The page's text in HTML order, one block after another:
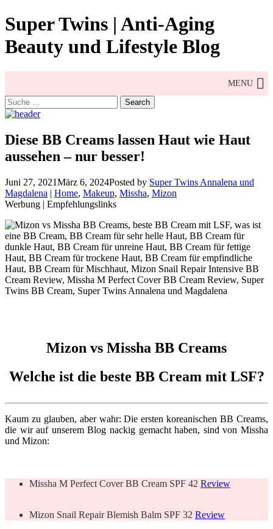
Skip
to
content
Super Twins | Anti-Aging
Beauty und Lifestyle Blog
MENU
Search
for:
Diese BB Creams lassen Haut wie Haut
aussehen – nur besser!
Juni 27, 2021März 6, 2024Posted by Super Twins Annalena und
Magdalena | Home, Makeup, Missha, Mizon
Werbung | Empfehlungslinks
Mizon vs Missha BB Creams
Welche ist die beste BB Cream mit LSF?
Kaum zu glauben, aber wahr: Die ersten koreanischen BB Creams,
die wir auf unserem Blog nackig gemacht haben, sind von Missha
und Mizon:
Missha M Perfect Cover BB Cream SPF 42 Review
Mizon Snail Repair Blemish Balm SPF 32 Review